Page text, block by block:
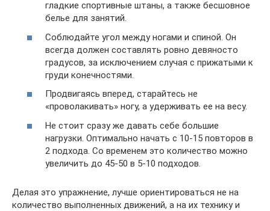
гладкие спортивные штаны, а также бесшовное
белье для занятий.
Соблюдайте угол между ногами и спиной. Он
всегда должен составлять ровно девяносто
градусов, за исключением случая с прижатыми к
груди конечностями.
Продвигаясь вперед, старайтесь не
«проволакивать» ногу, а удерживать ее на весу.
Не стоит сразу же давать себе большие
нагрузки. Оптимально начать с 10-15 повторов в
2 подхода. Со временем это количество можно
увеличить до 45-50 в 5-10 подходов.
Делая это упражнение, лучше ориентироваться не на
количество выполненных движений, а на их технику и